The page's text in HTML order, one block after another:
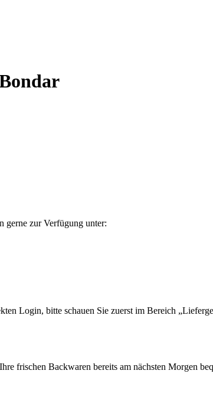
gerne zur Verfügung unter:
Login, bitte schauen Sie zuerst im Bereich
frischen Backwaren bereits am nächsten Morgen